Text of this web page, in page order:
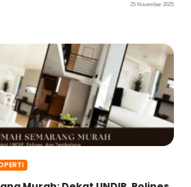
25 November 2025